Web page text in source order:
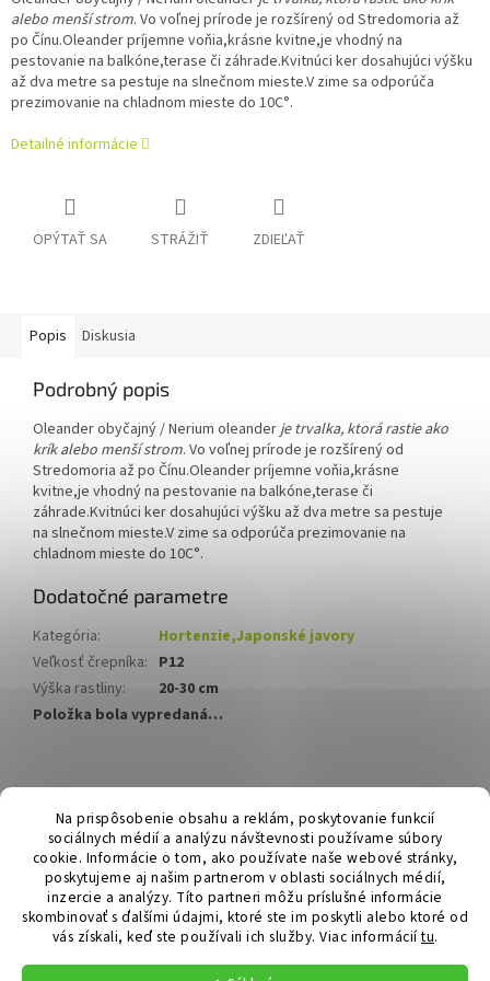
Na prispôsobenie obsahu a reklám, poskytovanie funkcií
sociálnych médií a analýzu návštevnosti používame súbory
cookie. Informácie o tom, ako používate naše webové stránky,
poskytujeme aj našim partnerom v oblasti sociálnych médií,
inzercie a analýzy. Títo partneri môžu príslušné informácie
skombinovať s ďalšími údajmi, ktoré ste im poskytli alebo ktoré od
vás získali, keď ste používali ich služby. Viac informáciítu.
alebo menší strom. Vo voľnej prírode je rozšírený od Stredomoria až
po Čínu.Oleander príjemne voňia,krásne kvitne,je vhodný na
pestovanie na balkóne,terase či záhrade.Kvitnúci ker dosahujúci výšku
až dva metre sa pestuje na slnečnom mieste.V zime sa odporúča
prezimovanie na chladnom mieste do 10C°.
Detailné informácie
OPÝTAŤ SA STRÁŽIŤ ZDIEĽAŤ
Popis Diskusia
Podrobný popis
Oleander obyčajný / Nerium oleanderje trvalka, ktorá rastie ako
krík alebo menší strom. Vo voľnej prírode je rozšírený od
Stredomoria až po Čínu.Oleander príjemne voňia,krásne
kvitne,je vhodný na pestovanie na balkóne,terase či
záhrade.Kvitnúci ker dosahujúci výšku až dva metre sa pestuje
na slnečnom mieste.V zime sa odporúča prezimovanie na
chladnom mieste do 10C°.
Dodatočné parametre
Kategória:
Hortenzie,Japonské javory
Veľkosť črepníka: P12
Výška rastliny:
20-30 cm
Položka bola vypredaná…
á
Hurmikaki.com
Vytvoril Shoptet